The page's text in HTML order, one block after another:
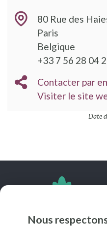
Nous
80 Rue des
Paris
Belgique
TÉLÉPHONE
+33 7 56 28 04
EMAIL
Contacter par
SITE
Visiter le site
Date